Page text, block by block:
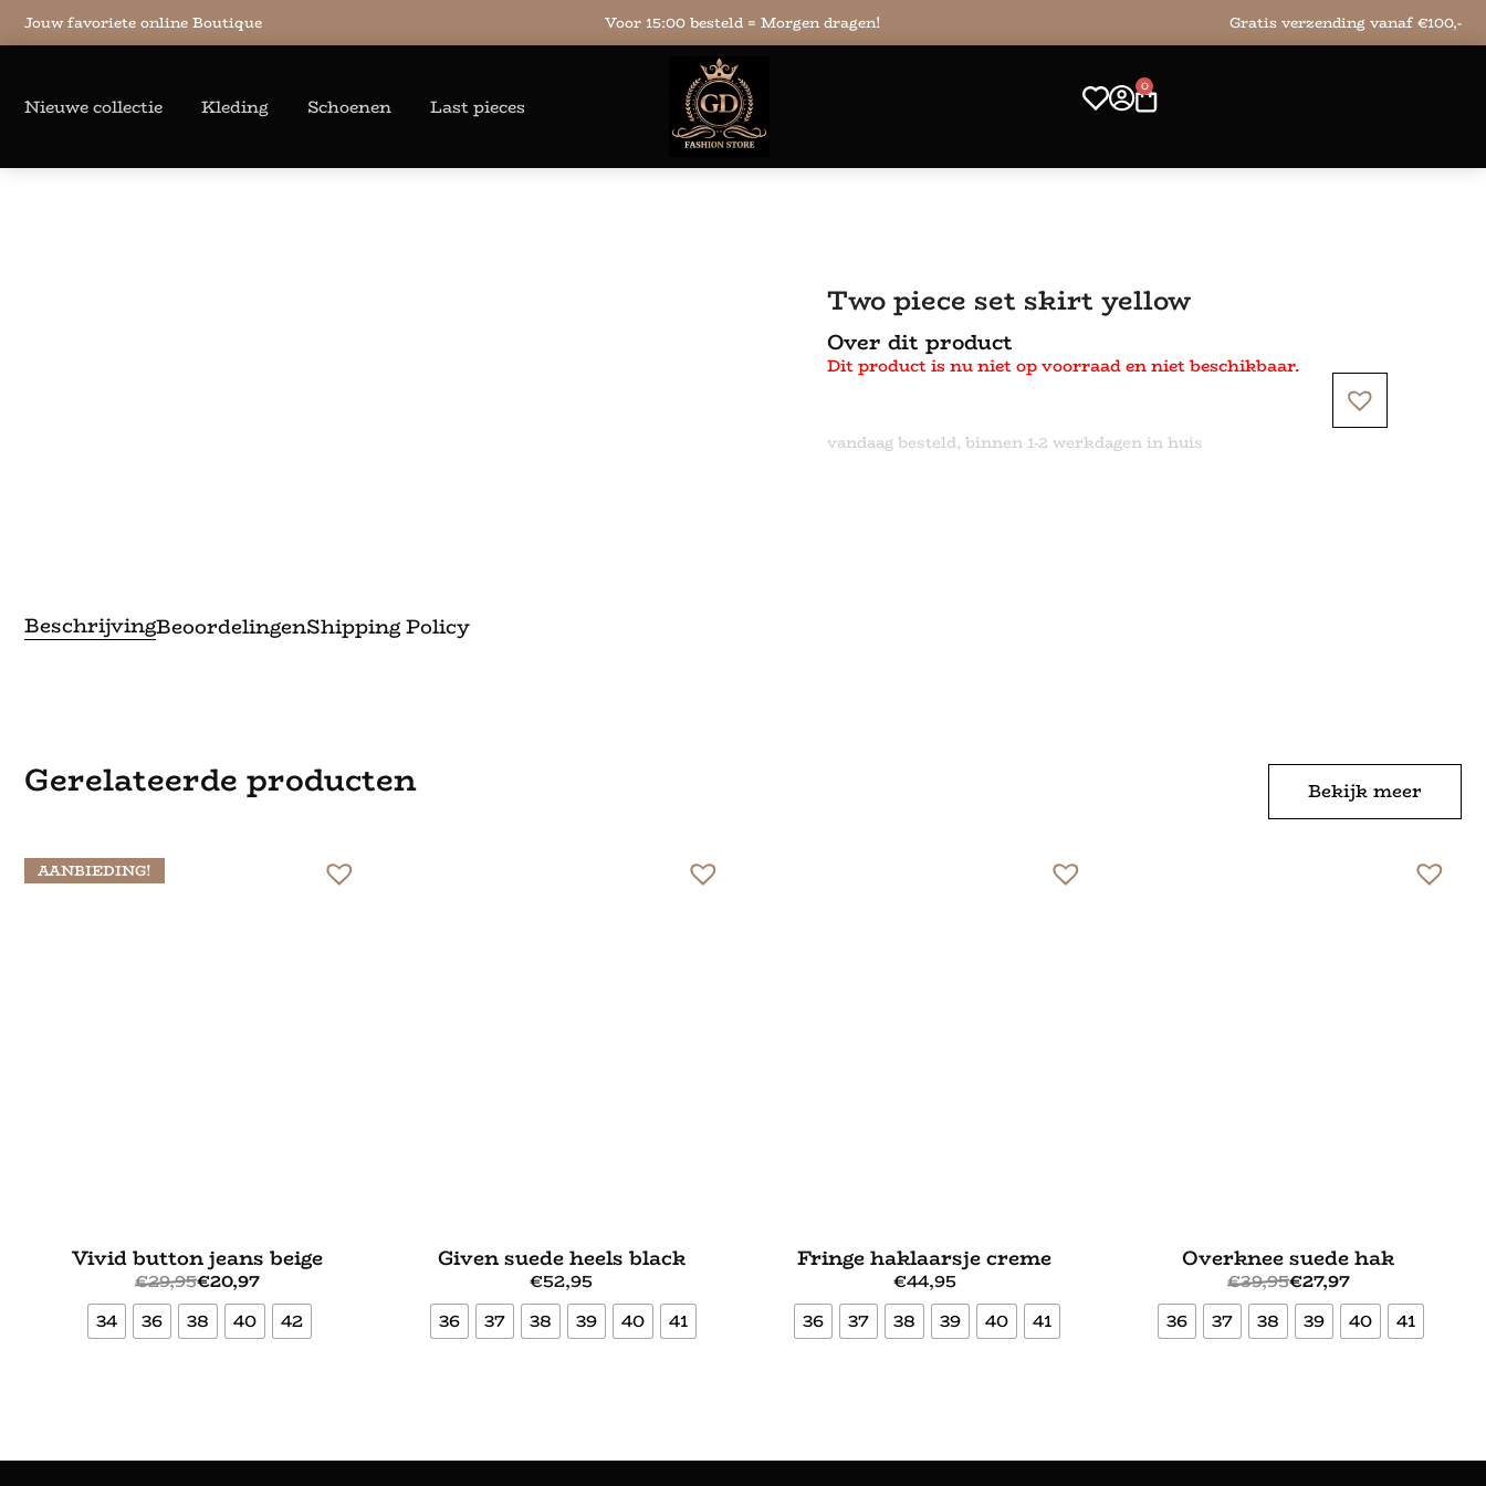
Jouw favoriete online Boutique Voor 15:00 besteld = Morgen dragen! Gratis verzending vanaf €100,-
Nieuwe collectie Kleding Schoenen Last pieces
0
Two piece set skirt yellow
Over dit product
Dit product is nu niet op voorraad en niet beschikbaar.
vandaag besteld, binnen 1-2 werkdagen in huis
BeschrijvingBeoordelingenShipping Policy
Gerelateerde producten Bekijk meer
AANBIEDING!
Vivid button jeans beige
€29,95€20,97
34
36 38 40
42
Given suede heels black
€52,95
36
37 38 39 40
41
Fringe haklaarsje creme
€44,95
36
37 38 39 40
41
Overknee suede hak
€39,95€27,97
36
37 38 39 40 41